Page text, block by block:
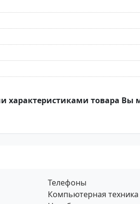
характеристиками товара Вы
Телефоны
Компьютерная техника